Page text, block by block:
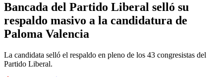
Bancada del Partido Liberal selló su
respaldo masivo a la candidatura de
Paloma Valencia
La candidata selló el respaldo en pleno de los 43 congresistas del
Partido Liberal.